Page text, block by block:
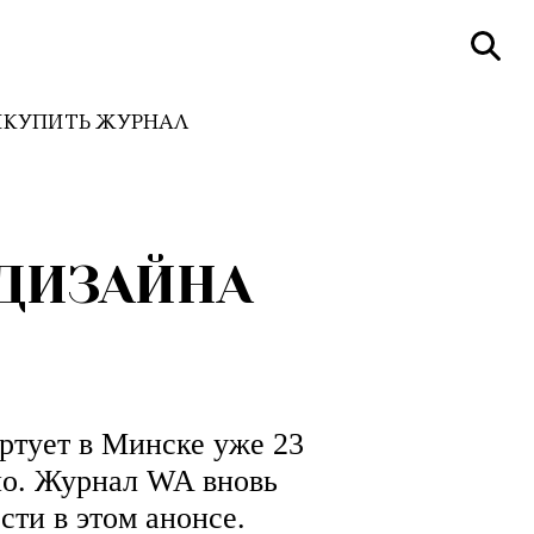
КУПИТЬ ЖУРНАЛ
в Минске уже 23
Журнал WA вновь
в этом анонсе.